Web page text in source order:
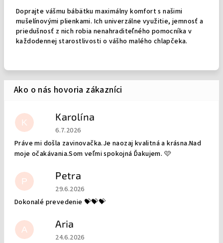
Doprajte vášmu bábätku maximálny komfort s našimi
mušelínovými plienkami. Ich univerzálne využitie, jemnosť a
priedušnosť z nich robia nenahraditeľného pomocníka v
každodennej starostlivosti o vášho malého chlapčeka.
K Karolína
Hodnotenie obchodu je 5 z 5 hviezdičiek.
6.7.2026
Práve mi došla zavinovačka.Je naozaj kvalitná a krásna.Nad
moje očakávania.Som veľmi spokojná Ďakujem. 🩷
P Petra
Hodnotenie obchodu je 5 z 5 hviezdičiek.
29.6.2026
Dokonalé prevedenie 💝💝💝
A Aria
Hodnotenie obchodu je 5 z 5 hviezdičiek.
24.6.2026